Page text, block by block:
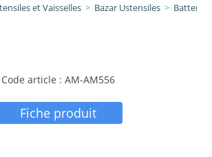
et Vaisselles > Bazar Ustensiles > Batterie
Code article : AM-AM556
Fiche produit